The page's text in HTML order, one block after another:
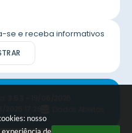
nosso
se e receba informativos